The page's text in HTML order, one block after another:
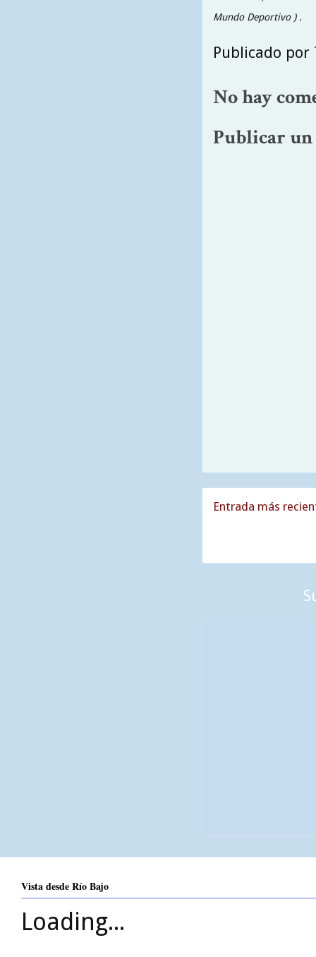
Mundo Deportivo ) .
Publicado por
No hay
Publicar
Entrada más
Vista desde Río Bajo
Loading...